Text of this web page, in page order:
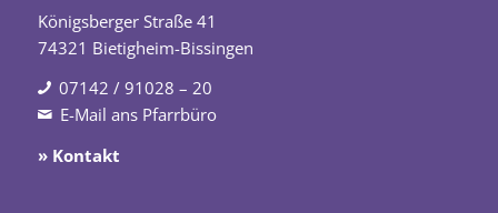
Königsberger Straße 41
74321 Bietigheim-Bissingen
07142 / 91028 – 20
E-Mail ans Pfarrbüro
» Kontakt